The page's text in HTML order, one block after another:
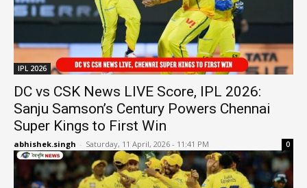
IPL 2026
DC vs CSK News LIVE Score, IPL 2026:
Sanju Samson’s Century Powers Chennai
Super Kings to First Win
abhishek.singh - Saturday, 11 April, 2026 - 11:41 PM 0